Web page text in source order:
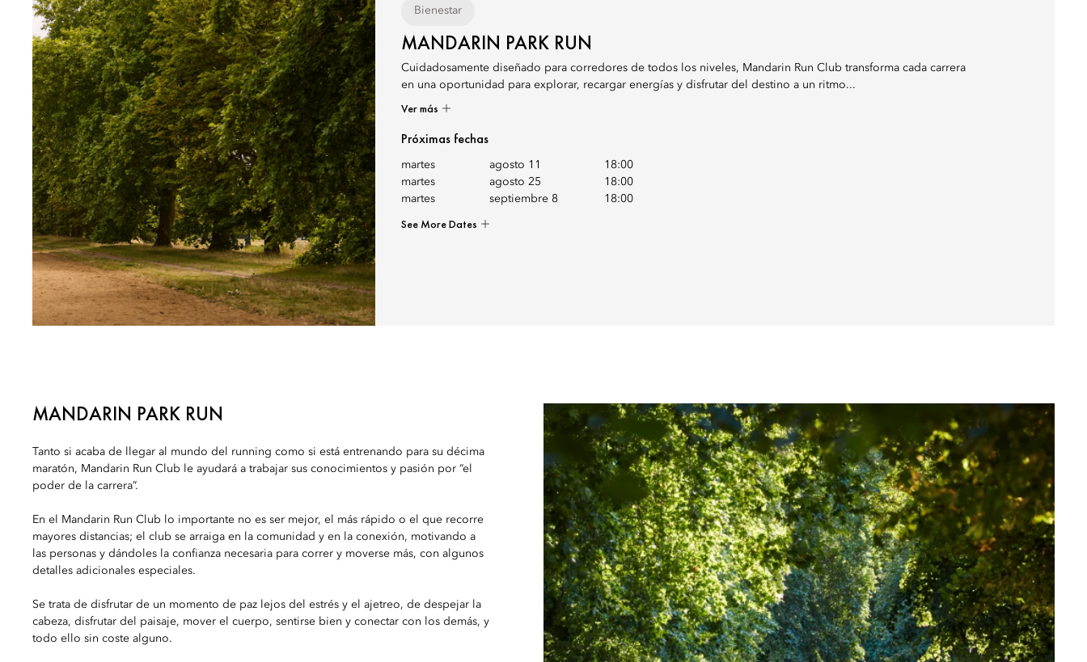
Bienestar
MANDARIN PARK RUN
Cuidadosamente diseñado para corredores de todos los niveles, Mandarin Run Club transforma cada carrera
en una oportunidad para explorar, recargar energías y disfrutar del destino a un ritmo...
Ver más
Próximas fechas
martes agosto 11
18:00
martes
agosto 25
18:00
martes
septiembre 8 18:00
See More Dates
MANDARIN PARK RUN
Tanto si acaba de llegar al mundo del running como si está entrenando para su décima
maratón, Mandarin Run Club le ayudará a trabajar sus conocimientos y pasión por “el
poder de la carrera”.
En el Mandarin Run Club lo importante no es ser mejor, el más rápido o el que recorre
mayores distancias; el club se arraiga en la comunidad y en la conexión, motivando a
las personas y dándoles la confianza necesaria para correr y moverse más, con algunos
detalles adicionales especiales.
Se trata de disfrutar de un momento de paz lejos del estrés y el ajetreo, de despejar la
cabeza, disfrutar del paisaje, mover el cuerpo, sentirse bien y conectar con los demás, y
todo ello sin coste alguno.